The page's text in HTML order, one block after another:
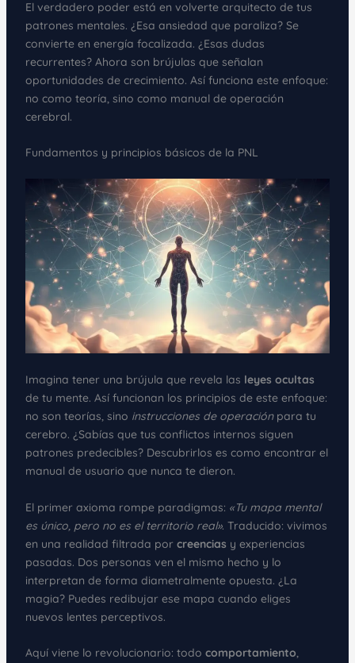
El verdadero poder está en volverte arquitecto de tus
patrones mentales. ¿Esa ansiedad que paraliza? Se
convierte en energía focalizada. ¿Esas dudas
recurrentes? Ahora son brújulas que señalan
oportunidades de crecimiento. Así funciona este enfoque:
no como teoría, sino como manual de operación
cerebral.
Fundamentos y principios básicos de la PNL
Imagina tener una brújula que revela las leyes ocultas
de tu mente. Así funcionan los principios de este enfoque:
no son teorías, sino instrucciones de operaciónpara tu
cerebro. ¿Sabías que tus conflictos internos siguen
patrones predecibles? Descubrirlos es como encontrar el
manual de usuario que nunca te dieron.
El primer axioma rompe paradigmas: «Tu mapa mental
es único, pero no es el territorio real». Traducido: vivimos
en una realidad filtrada por creencias y experiencias
pasadas. Dos personas ven el mismo hecho y lo
interpretan de forma diametralmente opuesta. ¿La
magia? Puedes redibujar ese mapa cuando eliges
nuevos lentes perceptivos.
Aquí viene lo revolucionario: todo comportamiento,